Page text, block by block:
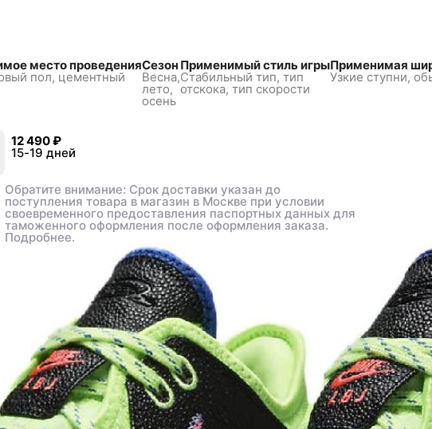
место проведения
пол, цементный
Сезон
Весна,
лето,
осень
Применимый стиль игры
Стабильный тип, тип
отскока, тип скорости
Применимая
Узкие ступни,
44 44.5
12 490 ₽
15-19 дней
Обратите внимание: Срок доставки указан до
поступления товара в магазин в Москве при условии
своевременного предоставления паспортных данных для
таможенного оформления после оформления заказа.
Подробнее.
44 44.5
12 490 ₽
15-19 дней
Обратите внимание: Срок доставки указан до
поступления товара в магазин в Москве при условии
своевременного предоставления паспортных данных для
таможенного оформления после оформления заказа.
Подробнее.